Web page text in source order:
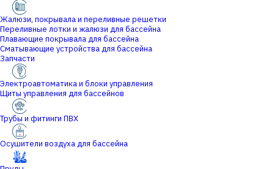
Жалюзи, покрывала и переливные решетки
Переливные лотки и жалюзи для бассейна
Плавающие покрывала для бассейна
Сматывающие устройства для бассейна
Запчасти
Электроавтоматика и блоки управления
Щиты управления для бассейнов
Трубы и фитинги ПВХ
Осушители воздуха для бассейна